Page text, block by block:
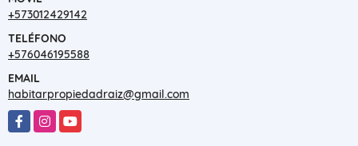
MÓVIL
+573012429142
TELÉFONO
+576046195588
EMAIL
habitarpropiedadraiz@gmail.com